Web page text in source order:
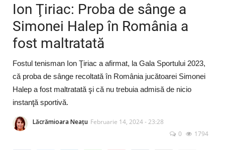
Acasă
Intern
Extern
Politică
Socio-Economic
Ion Ţiriac: Proba de sânge a
Simonei Halep în România a
fost maltratată
Fostul tenisman Ion Ţiriac a afirmat, la Gala Sportului 2023,
că proba de sânge recoltată în România jucătoarei Simonei
Halep a fost maltratată şi că nu trebuia admisă de nicio
instanţă sportivă.
Lăcrămioara Neațu Februarie 14, 2024 - 23:28
0
1794